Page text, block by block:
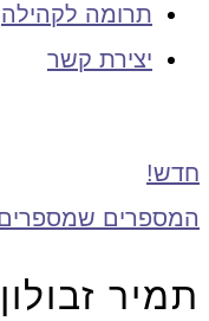
תרומה לקהילה
יצירת קשר
חדש!
המספרים שמספרים
תמיר